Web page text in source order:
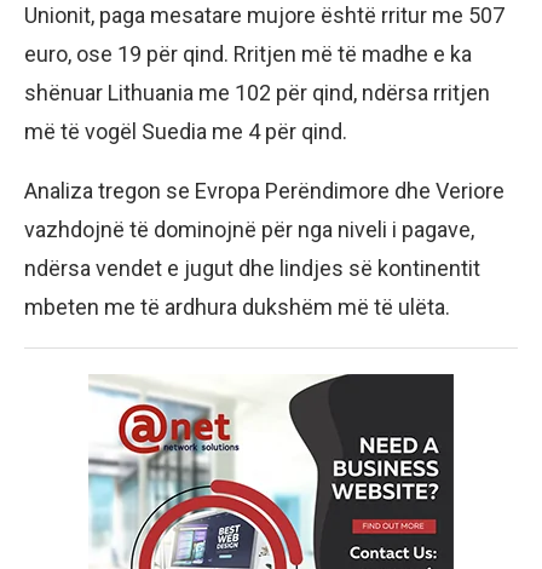
Unionit, paga mesatare mujore është rritur me 507
euro, ose 19 për qind. Rritjen më të madhe e ka
shënuar Lithuania me 102 për qind, ndërsa rritjen
më të vogël Suedia me 4 për qind.
Analiza tregon se Evropa Perëndimore dhe Veriore
vazhdojnë të dominojnë për nga niveli i pagave,
ndërsa vendet e jugut dhe lindjes së kontinentit
mbeten me të ardhura dukshëm më të ulëta.